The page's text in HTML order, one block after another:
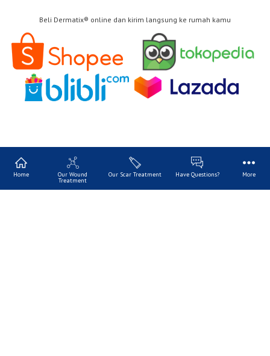
Beli Dermatix® online dan kirim langsung ke rumah kamu
Home Our Wound
Treatment
Our Scar Treatment Have Questions? More